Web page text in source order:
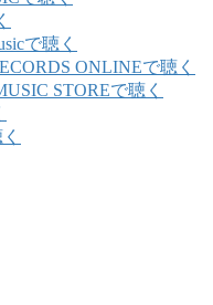
で聴く
ONLINEで聴く
STOREで聴く